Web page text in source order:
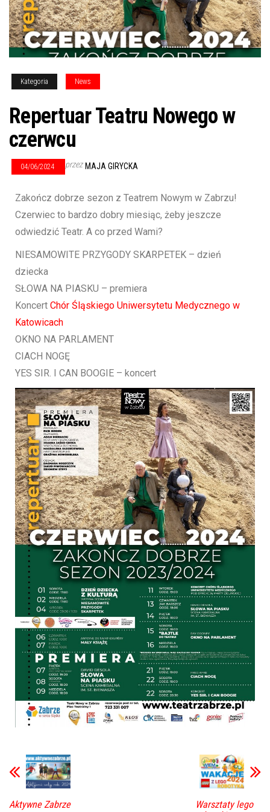
Kategoria News
Repertuar Teatru Nowego w
czerwcu
04/06/2024 przez MAJA GIRYCKA
Zakończ dobrze sezon z Teatrem Nowym w Zabrzu!
Czerwiec to bardzo dobry miesiąc, żeby jeszcze
odwiedzić Teatr. A co przed Wami?
NIESAMOWITE PRZYGODY SKARPETEK – dzień
dziecka
SŁOWA NA PIASKU – premiera
Koncert Chór Śląskiego Uniwersytetu Medycznego w
Katowicach
OKNO NA PARLAMENT
CIACH NOGĘ
YES SIR. I CAN BOOGIE – koncert
Aktywne Zabrze
Warsztaty lego